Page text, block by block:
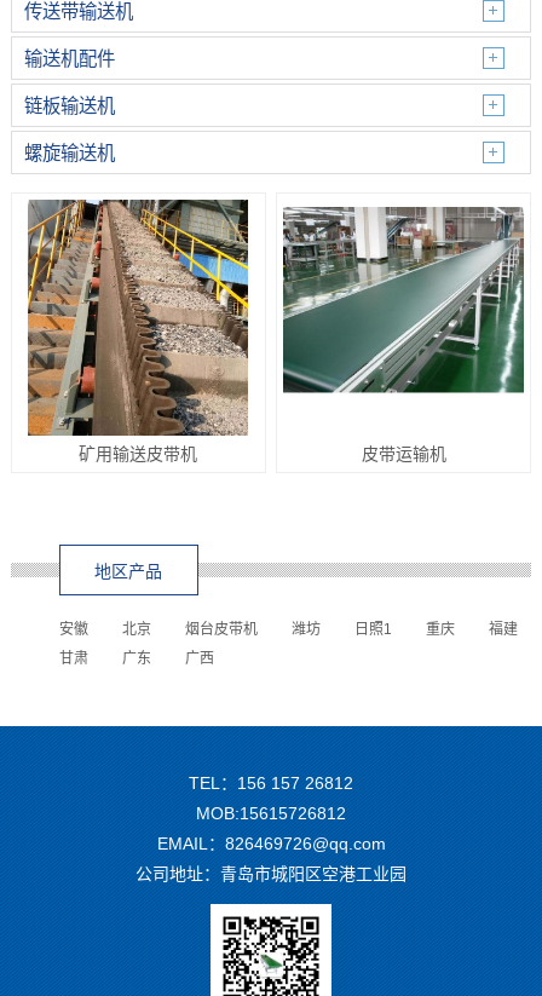
传送带输送机
输送机配件
链板输送机
螺旋输送机
矿用输送皮带机 皮带运输机
地区产品
安徽 北京 烟台皮带机 潍坊 日照1 重庆
福建
甘肃
广东 广西
TEL：156 157 26812
MOB:15615726812
EMAIL：826469726@qq.com
公司地址：青岛市城阳区空港工业园